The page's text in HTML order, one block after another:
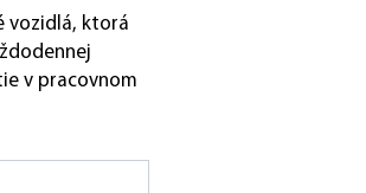
vozidlá, ktorá
v pracovnom